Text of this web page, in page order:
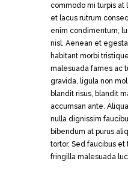
commodo mi turpis at
et lacus rutrum
enim condimentum,
nisl. Aenean et
habitant morbi
malesuada fames ac
gravida, ligula non
blandit risus, blandit
accumsan ante.
nulla dignissim
bibendum at purus
tortor. Sed faucibus
fringilla malesuada